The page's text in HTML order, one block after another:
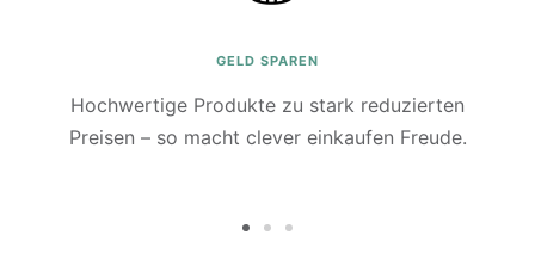
GELD SPAREN
Hochwertige Produkte zu stark reduzierten
Preisen – so macht clever einkaufen Freude.